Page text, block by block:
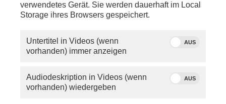
verwendetes Gerät. Sie werden dauerhaft im Local
Storage ihres Browsers gespeichert.
Untertitel in Videos (wenn
vorhanden) immer anzeigen
AUS
Audiodeskription in Videos (wenn
vorhanden) wiedergeben
AUS